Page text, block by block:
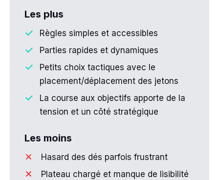
Les plus
Règles simples et accessibles
Parties rapides et dynamiques
Petits choix tactiques avec le
placement/déplacement des jetons
La course aux objectifs apporte de la
tension et un côté stratégique
Les moins
Hasard des dés parfois frustrant
Plateau chargé et manque de lisibilité